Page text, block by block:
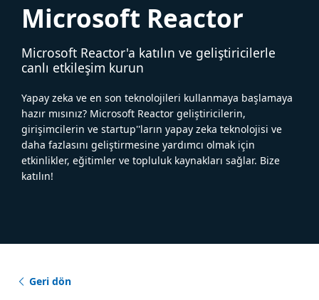
Microsoft Reactor
Microsoft Reactor'a katılın ve geliştiricilerle
canlı etkileşim kurun
Yapay zeka ve en son teknolojileri kullanmaya başlamaya
hazır mısınız? Microsoft Reactor geliştiricilerin,
girişimcilerin ve startup''ların yapay zeka teknolojisi ve
daha fazlasını geliştirmesine yardımcı olmak için
etkinlikler, eğitimler ve topluluk kaynakları sağlar. Bize
katılın!
Geri dön